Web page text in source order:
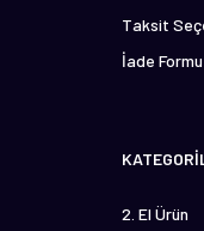
Taksit
İade Formu
2. El Ürün